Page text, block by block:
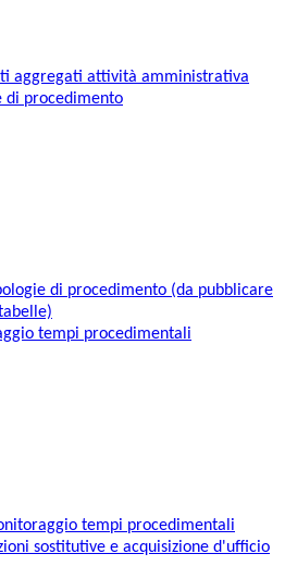
aggregati attività amministrativa
di procedimento
di procedimento (da pubblicare
tempi procedimentali
tempi procedimentali
sostitutive e acquisizione d'ufficio